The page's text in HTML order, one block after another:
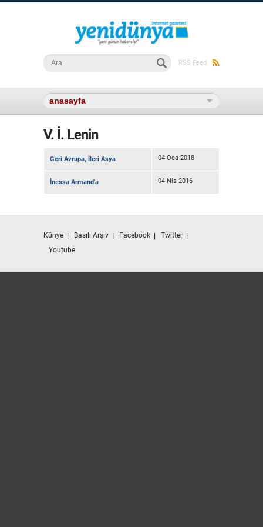
RSS Feed
Arama formu
Ara
V. İ. Lenin
Geri Avrupa, İleri Asya 04 Oca 2018
İnessa Armand'a 04 Nis 2016
Künye Basılı Arşiv Facebook
Twitter
Youtube